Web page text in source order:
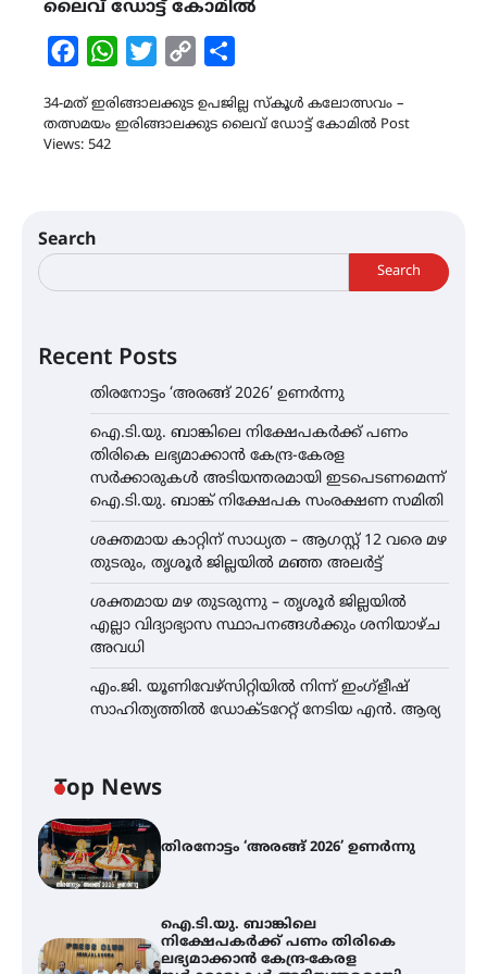
ലൈവ് ഡോട്ട് കോമിൽ
FacebookWhatsAppTwitterCopy
34-മത് ഇരിങ്ങാലക്കുട ഉപജില്ല സ്കൂൾ കലോത്സവം –
തത്സമയം ഇരിങ്ങാലക്കുട ലൈവ് ഡോട്ട് കോമിൽ Post
Views: 542
Search
Search
Recent Posts
തിരനോട്ടം ‘അരങ്ങ് 2026’ ഉണർന്നു
ഐ.ടി.യു. ബാങ്കിലെ നിക്ഷേപകർക്ക് പണം
തിരികെ ലഭ്യമാക്കാൻ കേന്ദ്ര-കേരള
സർക്കാരുകൾ അടിയന്തരമായി ഇടപെടണമെന്ന്
ഐ.ടി.യു. ബാങ്ക് നിക്ഷേപക സംരക്ഷണ സമിതി
ശക്തമായ കാറ്റിന് സാധ്യത – ആഗസ്റ്റ് 12 വരെ മഴ
തുടരും, തൃശൂർ ജില്ലയിൽ മഞ്ഞ അലർട്ട്
ശക്തമായ മഴ തുടരുന്നു – തൃശൂർ ജില്ലയിൽ
എല്ലാ വിദ്യാഭ്യാസ സ്ഥാപനങ്ങൾക്കും ശനിയാഴ്ച
അവധി
എം.ജി. യൂണിവേഴ്‌സിറ്റിയിൽ നിന്ന് ഇംഗ്ളീഷ്
സാഹിത്യത്തിൽ ഡോക്ടറേറ്റ് നേടിയ എൻ. ആര്യ
Top News
തിരനോട്ടം ‘അരങ്ങ് 2026’ ഉണർന്നു
ഐ.ടി.യു. ബാങ്കിലെ
നിക്ഷേപകർക്ക് പണം തിരികെ
ലഭ്യമാക്കാൻ കേന്ദ്ര-കേരള